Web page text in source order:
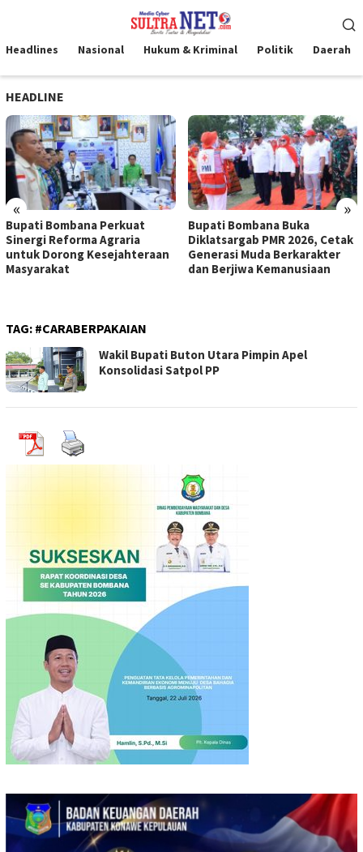
kontenMobile
Headlines Nasional Hukum & Kriminal Politik Daerah
HEADLINE
« »
Bupati Bombana Perkuat
Sinergi Reforma Agraria
untuk Dorong Kesejahteraan
Masyarakat
Bupati Bombana Buka
Diklatsargab PMR 2026, Cetak
Generasi Muda Berkarakter
dan Berjiwa Kemanusiaan
TAG: #CARABERPAKAIAN
Wakil Bupati Buton Utara Pimpin Apel
Konsolidasi Satpol PP